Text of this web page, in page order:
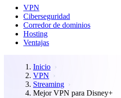
VPN
Ciberseguridad
Corredor de dominios
Hosting
Ventajas
Inicio
VPN
Streaming
Mejor VPN para Disney+